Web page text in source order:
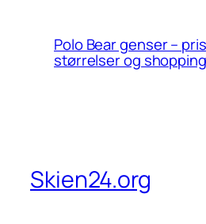
Polo Bear genser –
størrelser og
Skien24.org